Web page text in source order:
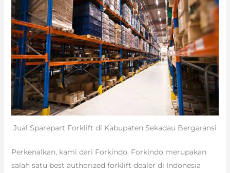
Jual Sparepart Forklift di Kabupaten Sekadau Bergaransi
Perkenalkan, kami dari Forkindo. Forkindo merupakan
salah satu best authorized forklift dealer di Indonesia